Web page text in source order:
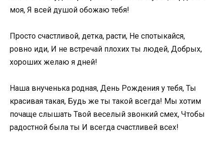
моя, Я всей душой обожаю тебя!
Просто счастливой, детка, расти, Не спотыкайся,
ровно иди, И не встречай плохих ты людей, Добрых,
хороших желаю я дней!
Наша внученька родная, День Рождения у тебя, Ты
красивая такая, Будь же ты такой всегда! Мы хотим
почаще слышать Твой веселый звонкий смех, Чтобы
радостной была ты И всегда счастливей всех!